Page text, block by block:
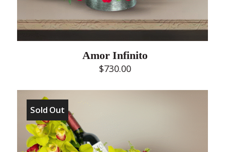
Amor Infinito
$730.00
Sold Out